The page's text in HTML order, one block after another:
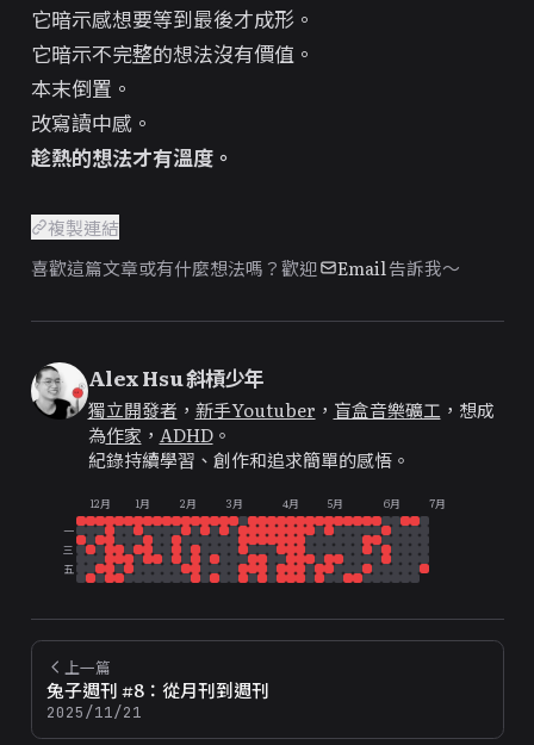
它暗示感想要等到最後才成形。
它暗示不完整的想法沒有價值。
本末倒置。
改寫讀中感。
趁熱的想法才有溫度。
複製連結
喜歡這篇文章或有什麼想法嗎？歡迎
Email告訴我～
Alex Hsu 斜槓少年
獨立開發者 ， 新手Youtuber ， 盲盒音樂礦工 ，想成
為作家 ， ADHD。
紀錄持續學習、創作和追求簡單的感悟。
12月 1月 2月 3月 4月 5月 6月
7月
一
三
五
上一篇
兔子週刊 #8：從月刊到週刊
2025/11/21